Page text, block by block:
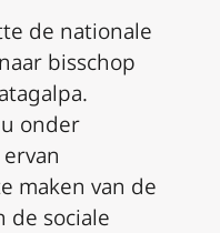
de nationale
bisschop
onder
maken van de
de sociale